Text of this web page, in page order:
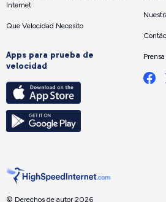
Internet
Que Velocidad Necesito
Apps para prueba de
velocidad
Prensa
© Derechos de autor 2026